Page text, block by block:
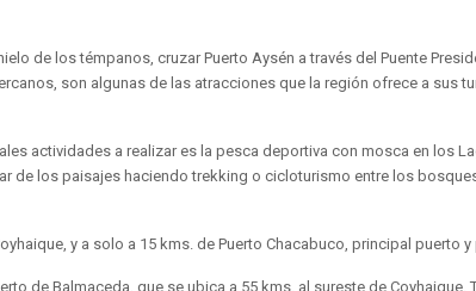
de los témpanos, cruzar Puerto Aysén a través del Puente
son algunas de las atracciones que la región ofrece a sus
actividades a realizar es la pesca deportiva con mosca en los
de los paisajes haciendo trekking o cicloturismo entre los
y a solo a 15 kms. de Puerto Chacabuco, principal puerto
de Balmaceda, que se ubica a 55 kms. al sureste de